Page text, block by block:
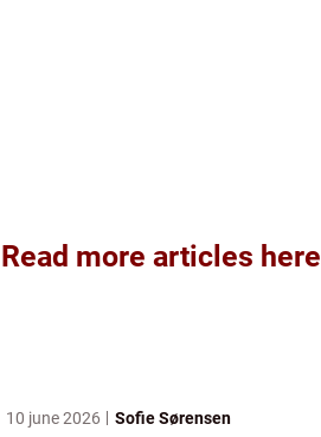
Read more articles here
10 june 2026 Sofie Sørensen